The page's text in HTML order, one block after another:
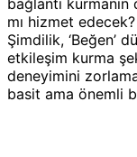
bağlantı
mı hizmet
Şimdilik, ‘Beğen’
etkileşim kurma
deneyimini
basit ama önemli